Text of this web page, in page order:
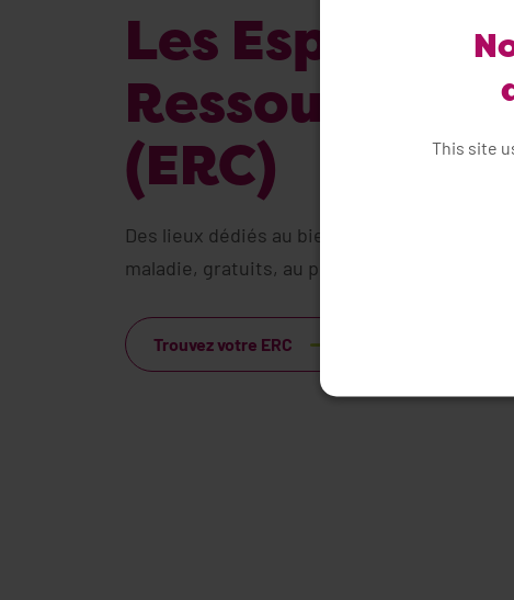
Les Espaces
Ressources
(ERC)
Des lieux dédiés au bien-être des
maladie, gratuits, au plus proche de leur
Trouvez votre ERC
This site